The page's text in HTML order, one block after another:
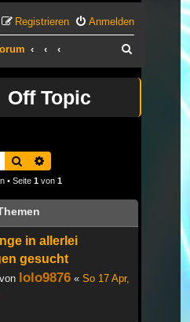
Anmelden
Registrieren
Off Topic
Suche
• Seite 1 von 1
in allerlei
gesucht
lolo9876 « So 17 Apr,